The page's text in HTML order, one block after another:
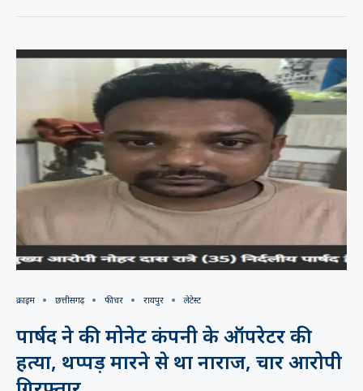
क्राइम छत्तीसगढ़ फीचर रायपुर लेटेस्ट
पार्षद ने की मोनेट कंपनी के ऑपरेटर की
हत्या, थप्पड़ मारने से था नाराज, चार आरोपी